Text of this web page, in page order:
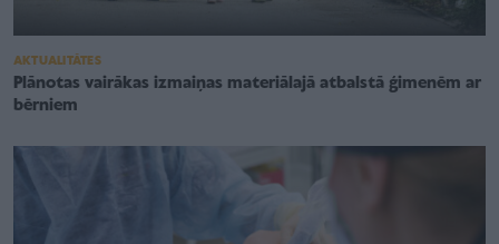
AKTUALITĀTES
Plānotas vairākas izmaiņas materiālajā atbalstā ģimenēm ar
bērniem